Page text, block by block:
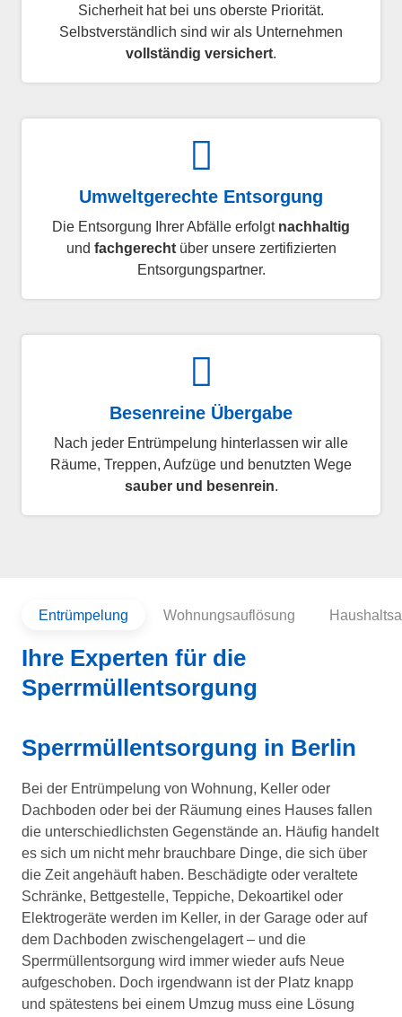
Sicherheit hat bei uns oberste Priorität.
Selbstverständlich sind wir als Unternehmen
vollständig versichert.
Umweltgerechte Entsorgung
Die Entsorgung Ihrer Abfälle erfolgt nachhaltig
und fachgerechtüber unsere zertifizierten
Entsorgungspartner.
Besenreine Übergabe
Nach jeder Entrümpelung hinterlassen wir alle
Räume, Treppen, Aufzüge und benutzten Wege
sauber und besenrein.
Entrümpelung Wohnungsauflösung
Ihre Experten für die
Sperrmüllentsorgung
Sperrmüllentsorgung in Berlin
Bei der Entrümpelung von Wohnung, Keller oder
Dachboden oder bei der Räumung eines Hauses fallen
die unterschiedlichsten Gegenstände an. Häufig handelt
es sich um nicht mehr brauchbare Dinge, die sich über
die Zeit angehäuft haben. Beschädigte oder veraltete
Schränke, Bettgestelle, Teppiche, Dekoartikel oder
Elektrogeräte werden im Keller, in der Garage oder auf
dem Dachboden zwischengelagert – und die
Sperrmüllentsorgung wird immer wieder aufs Neue
aufgeschoben. Doch irgendwann ist der Platz knapp
und spätestens bei einem Umzug muss eine Lösung